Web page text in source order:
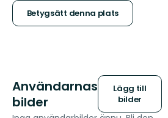
stjärnor
Betygsätt denna plats
Användarnas
bilder
Lägg till
bilder